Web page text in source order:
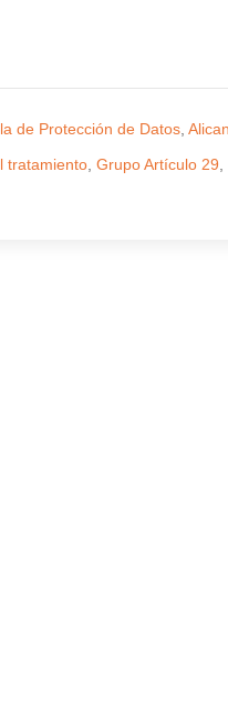
de Protección de Datos
tratamiento Grupo Artículo 29